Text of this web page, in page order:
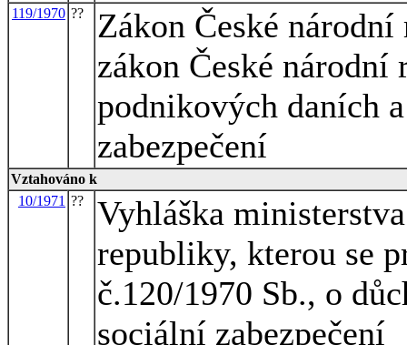
119/1970 ??
Zákon České
zákon České národní
podnikových daních
zabezpečení
Vztahováno k
10/1971 ??
Vyhláška
republiky, kterou se
č.120/1970 Sb., o
sociální zabezpečení